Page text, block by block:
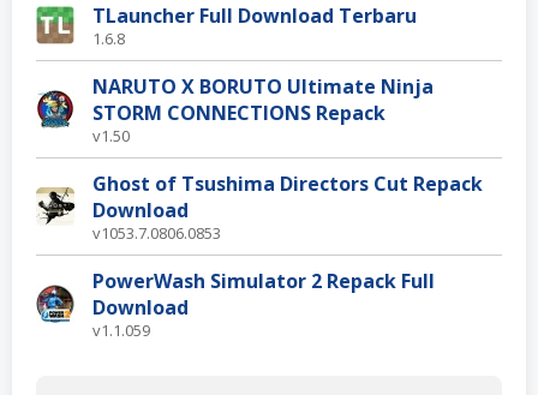
TLauncher Full Download Terbaru
1.6.8
NARUTO X BORUTO Ultimate Ninja
STORM CONNECTIONS Repack
v1.50
Ghost of Tsushima Directors Cut Repack
Download
v1053.7.0806.0853
PowerWash Simulator 2 Repack Full
Download
v1.1.059